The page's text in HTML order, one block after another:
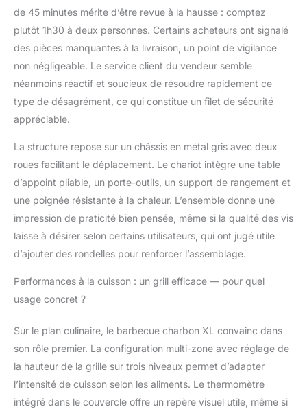
pliables sur les côtés
avant le gril et pour le
stockage des aliments
grillés. De plus, le
support de rangement
a des crochets pour
facilement se replier
pour économiser de
l'espace lorsqu'il n'est
pas utilisé.
Matériel
à charbon avec
couvercle est peint à
haute température et a
élégant. Les grilles
plus faciles à nettoyer.
équipé d'un cendrier à
charbon séparé et
amovible, qui peut être
lavé directement à
de 45 minutes mérite d’être revue à la hausse : comptez
plutôt 1h30 à deux personnes. Certains acheteurs ont signalé
des pièces manquantes à la livraison, un point de vigilance
non négligeable. Le service client du vendeur semble
néanmoins réactif et soucieux de résoudre rapidement ce
type de désagrément, ce qui constitue un filet de sécurité
appréciable.
La structure repose sur un châssis en métal gris avec deux
roues facilitant le déplacement. Le chariot intègre une table
d’appoint pliable, un porte-outils, un support de rangement et
une poignée résistante à la chaleur. L’ensemble donne une
impression de praticité bien pensée, même si la qualité des vis
laisse à désirer selon certains utilisateurs, qui ont jugé utile
d’ajouter des rondelles pour renforcer l’assemblage.
Performances à la cuisson : un grill efficace — pour quel
usage concret ?
Sur le plan culinaire, le barbecue charbon XL convainc dans
son rôle premier. La configuration multi-zone avec réglage de
la hauteur de la grille sur trois niveaux permet d’adapter
l’intensité de cuisson selon les aliments. Le thermomètre
intégré dans le couvercle offre un repère visuel utile, même si